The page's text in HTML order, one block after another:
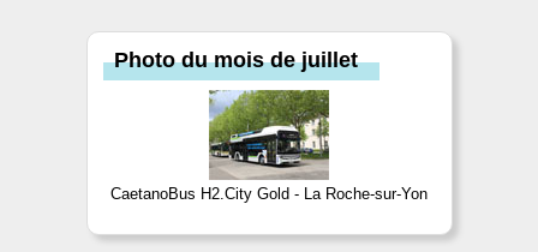
Photo du mois de juillet
CaetanoBus H2.City Gold - La Roche-sur-Yon